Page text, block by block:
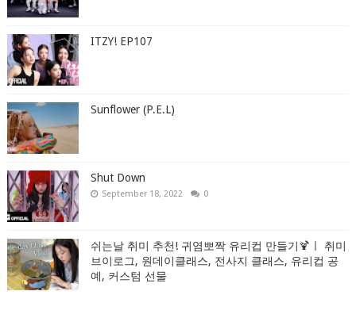
ITZY! EP107
Sunflower (P.E.L)
Shut Down
September 18, 2022 0
쉬는날 취미 추천! 귀염뽀짝 유리컵 만들기🍹ㅣ 취미
브이로그, 원데이클래스, 전사지 클래스, 유리컵 공
예, 커스텀 선물